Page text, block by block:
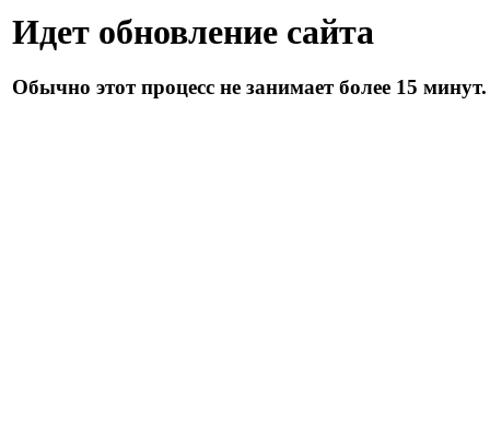
Идет обновление сайта
Обычно этот процесс не занимает более 15